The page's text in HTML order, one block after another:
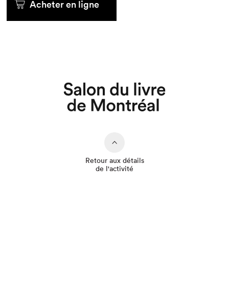
Acheter en ligne
Retour aux détails
de l'activité